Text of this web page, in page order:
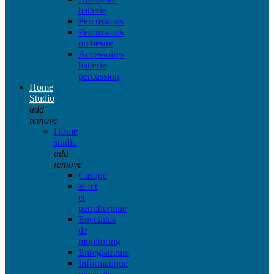
batterie
Percussions
Percussions
orchestre
Accessoires
batterie
percussion
Home
Studio
add
remove
Home
studio
add
remove
Casque
Effet
et
peripherique
Enceintes
de
monitoring
Enregistreurs
Informatique